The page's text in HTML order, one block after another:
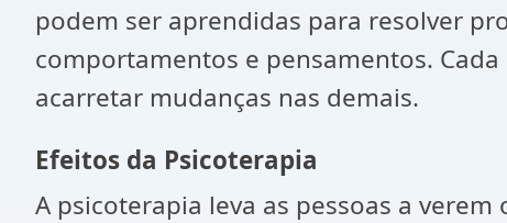
podem ser aprendidas para resolver
comportamentos e pensamentos.
acarretar mudanças nas demais.
Efeitos da Psicoterapia
A psicoterapia leva as pessoas a